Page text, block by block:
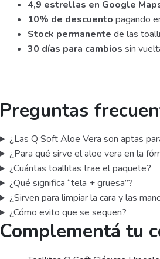
4,9 estrellas en Google
10% de descuento pagando
Stock permanente de las
30 días para cambios sin
Preguntas
¿Las Q Soft Aloe Vera son aptas
¿Para qué sirve el aloe vera en la
¿Cuántas toallitas trae el paquete?
¿Qué significa “tela + gruesa”?
¿Sirven para limpiar la cara y las
¿Cómo evito que se sequen?
Complementá tu